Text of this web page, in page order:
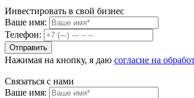
Инвестировать в свой бизнес
Ваше имя:
Телефон:
Нажимая на кнопку, я даю согласие на
Связаться с нами
Ваше имя: